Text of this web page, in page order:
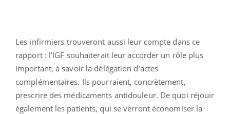
Les infirmiers trouveront aussi leur compte dans ce
rapport : l’IGF souhaiterait leur accorder un rôle plus
important, à savoir la délégation d’actes
complémentaires. Ils pourraient, concrètement,
prescrire des médicaments antidouleur. De quoi réjouir
également les patients, qui se verront économiser la